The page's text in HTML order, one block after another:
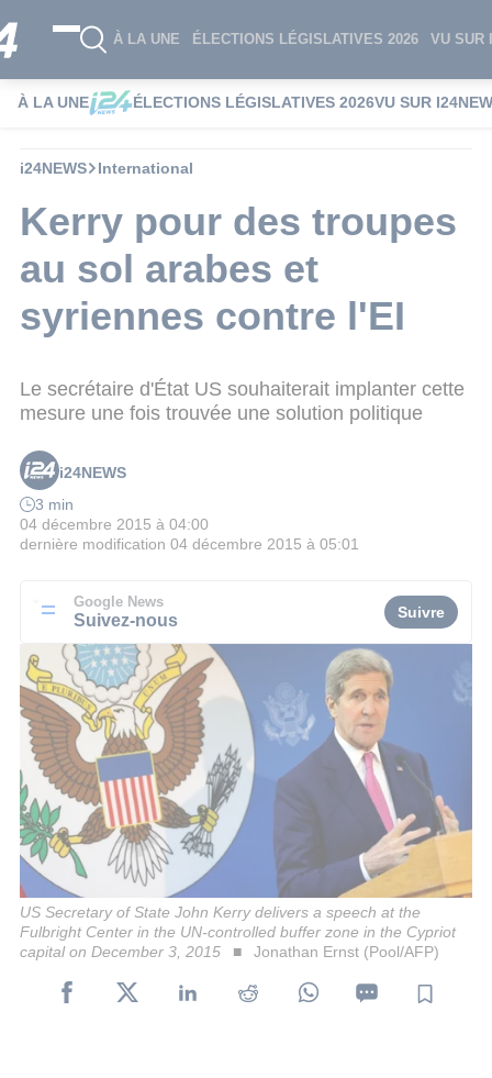
À LA UNE ÉLECTIONS LÉGISLATIVES 2026 VU SUR
À LA UNE ÉLECTIONS LÉGISLATIVES 2026VU SUR
i24NEWS International
Kerry pour des troupes
au sol arabes et
syriennes contre l'EI
Le secrétaire d'État US souhaiterait implanter cette
mesure une fois trouvée une solution politique
i24NEWS
3 min
04 décembre 2015 à 04:00
dernière modification 04 décembre 2015 à 05:01
Google News
Suivez-nous Suivre
US Secretary of State John Kerry delivers a speech at the
Fulbright Center in the UN-controlled buffer zone in the Cypriot
capital on December 3, 2015
Jonathan Ernst (Pool/AFP)